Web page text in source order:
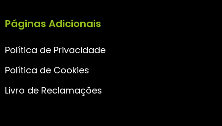
Páginas Adicionais
Política de Privacidade
Política de Cookies
Livro de Reclamações